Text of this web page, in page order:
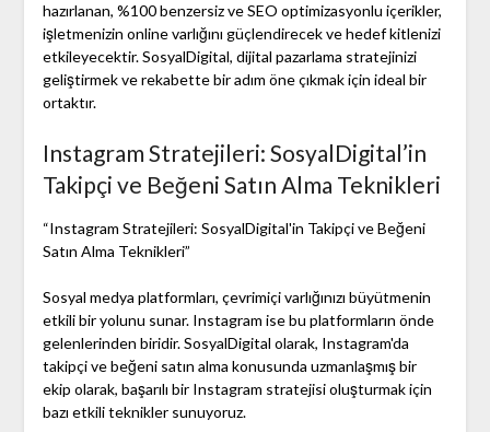
hazırlanan, %100 benzersiz ve SEO optimizasyonlu içerikler,
işletmenizin online varlığını güçlendirecek ve hedef kitlenizi
etkileyecektir. SosyalDigital, dijital pazarlama stratejinizi
geliştirmek ve rekabette bir adım öne çıkmak için ideal bir
ortaktır.
Instagram Stratejileri: SosyalDigital’in
Takipçi ve Beğeni Satın Alma Teknikleri
“Instagram Stratejileri: SosyalDigital'in Takipçi ve Beğeni
Satın Alma Teknikleri”
Sosyal medya platformları, çevrimiçi varlığınızı büyütmenin
etkili bir yolunu sunar. Instagram ise bu platformların önde
gelenlerinden biridir. SosyalDigital olarak, Instagram'da
takipçi ve beğeni satın alma konusunda uzmanlaşmış bir
ekip olarak, başarılı bir Instagram stratejisi oluşturmak için
bazı etkili teknikler sunuyoruz.